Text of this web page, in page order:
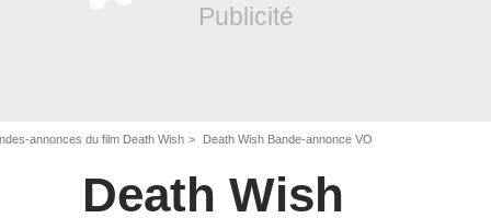
annonces du film Death Wish Death Wish Bande-annonce VO
Death Wish